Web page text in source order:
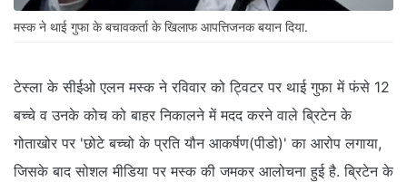
मस्क ने थाई गुफा के बचावकर्ता के खिलाफ आपत्तिजनक बयान दिया.
टेस्ला के सीईओ एलन मस्क ने रविवार को ट्विटर पर थाई गुफा में फंसे 12
बच्चे व उनके कोच को बाहर निकालने में मदद करने वाले ब्रिटेन के
गोताखोर पर 'छोटे बच्चो के प्रति यौन आकर्षण(पीडो)' का आरोप लगाया,
जिसके बाद सोशल मीडिया पर मस्क की जमकर आलोचना हुई है. ब्रिटेन के